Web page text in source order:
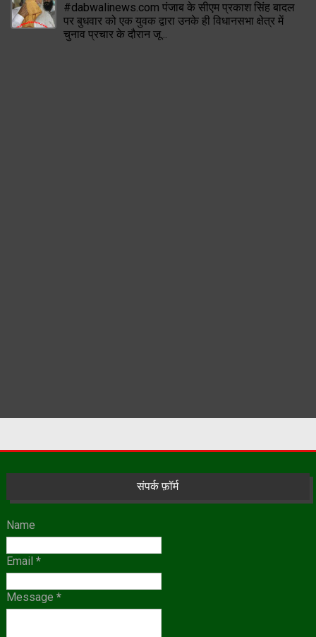
#dabwalinews.com पंजाब के सीएम प्रकाश सिंह बादल
पर बुधवार को एक युवक द्वारा उनके ही विधानसभा क्षेत्र में
चुनाव प्रचार के दौरान जू...
संपर्क फ़ॉर्म
Name
Email *
Message *